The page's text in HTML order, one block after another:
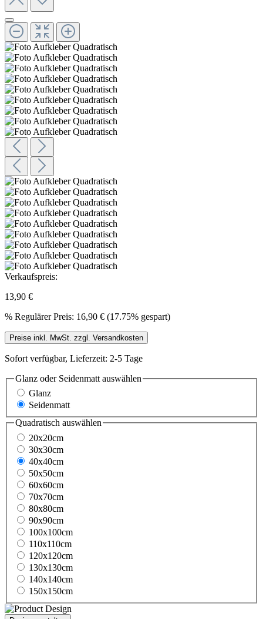
Verkaufspreis:
13,90 €
% Regulärer Preis: 16,90 € (17.75% gespart)
Preise inkl. MwSt. zzgl. Versandkosten
Sofort verfügbar, Lieferzeit: 2-5 Tage
Glanz oder Seidenmatt auswählen
Glanz
Seidenmatt
Quadratisch auswählen
20x20cm
30x30cm
40x40cm
50x50cm
60x60cm
70x70cm
80x80cm
90x90cm
100x100cm
110x110cm
120x120cm
130x130cm
140x140cm
150x150cm